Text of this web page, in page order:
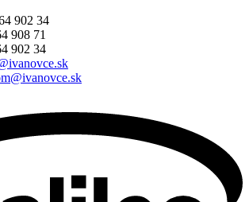
902 34
71
902 34